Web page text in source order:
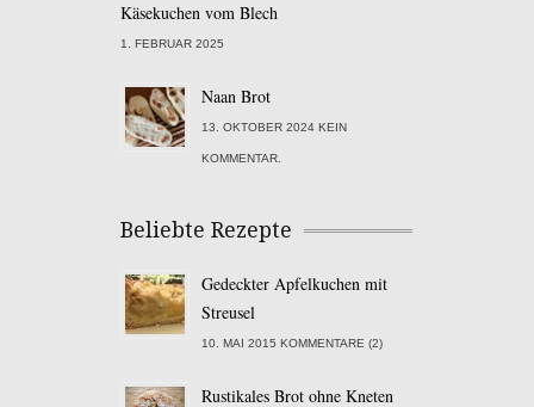
Käsekuchen vom Blech
1. FEBRUAR 2025
Naan Brot
13. OKTOBER 2024 KEIN
KOMMENTAR.
Beliebte Rezepte
Gedeckter Apfelkuchen mit
Streusel
10. MAI 2015 KOMMENTARE (2)
Rustikales Brot ohne Kneten